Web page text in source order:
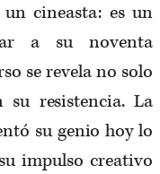
cineasta: es un
a su noventa
se revela no solo
su resistencia. La
su genio hoy lo
impulso creativo